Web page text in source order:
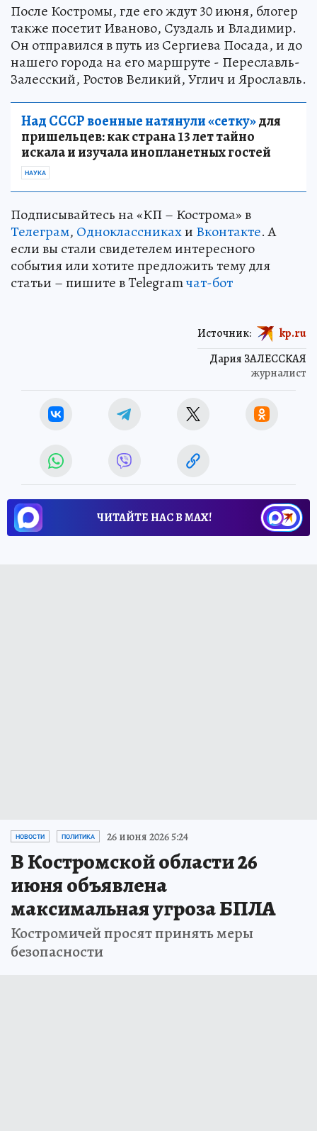
После Костромы, где его ждут 30 июня, блогер
также посетит Иваново, Суздаль и Владимир.
Он отправился в путь из Сергиева Посада, и до
нашего города на его маршруте - Переславль-
Залесский, Ростов Великий, Углич и Ярославль.
Над СССР военные натянули «сетку»для
пришельцев: как страна 13 лет тайно
искала и изучала инопланетных гостей
НАУКА
Подписывайтесь на «КП – Кострома» в
Телеграм, Одноклассникахи Вконтакте. А
если вы стали свидетелем интересного
события или хотите предложить тему для
статьи – пишите в Telegramчат-бот
Дария ЗАЛЕССКАЯ
журналист
Источник: kp.ru
ЧИТАЙТЕ НАС В МАХ!
НОВОСТИ ПОЛИТИКА 26 июня 2026 5:24
В Костромской области 26
июня объявлена
максимальная угроза БПЛА
Костромичей просят принять меры
безопасности